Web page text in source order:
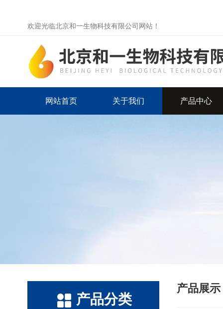
欢迎光临北京和一生物科技有限公司网站！
网站首页 关于我们 产品中心
产品分类
产品展示